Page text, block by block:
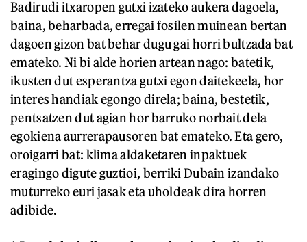
Badirudi itxaropen gutxi izateko aukera dagoela,
baina, beharbada, erregai fosilen muinean bertan
dagoen gizon bat behar dugu gai horri bultzada bat
emateko. Ni bi alde horien artean nago: batetik,
ikusten dut esperantza gutxi egon daitekeela, hor
interes handiak egongo direla; baina, bestetik,
pentsatzen dut agian hor barruko norbait dela
egokiena aurrerapausoren bat emateko. Eta gero,
oroigarri bat: klima aldaketaren inpaktuek
eragingo digute guztioi, berriki Dubain izandako
muturreko euri jasak eta uholdeak dira horren
adibide.